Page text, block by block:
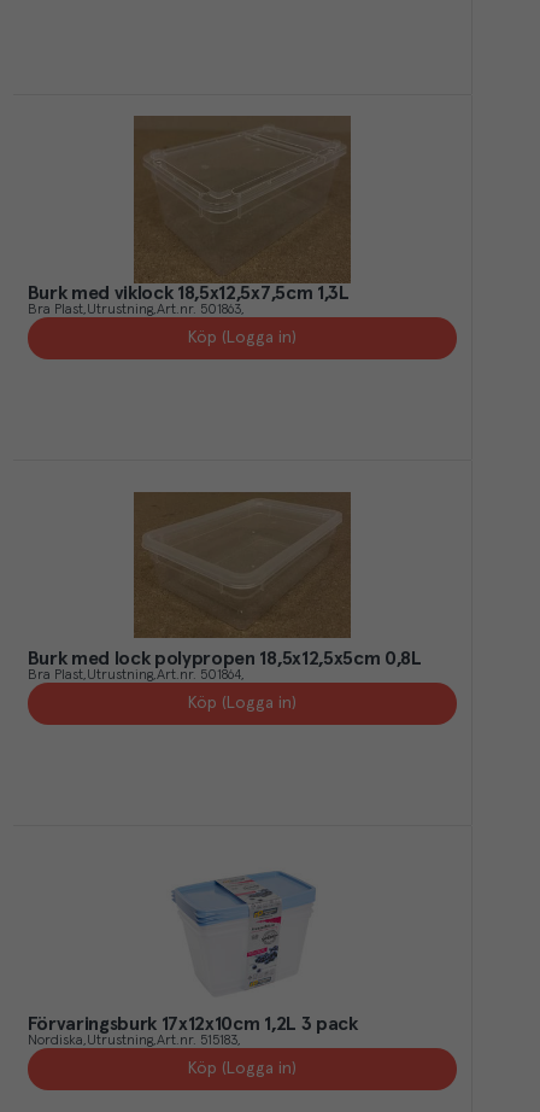
Burk med viklock 18,5x12,5x7,5cm 1,3L
Bra Plast Utrustning Art.nr. 501863
Köp (Logga in)
Burk med lock polypropen 18,5x12,5x5cm 0,8L
Bra Plast Utrustning Art.nr. 501864
Köp (Logga in)
Förvaringsburk 17x12x10cm 1,2L 3 pack
Nordiska Utrustning Art.nr. 515183
Köp (Logga in)